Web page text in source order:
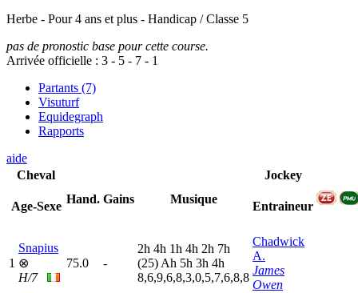
Herbe - Pour 4 ans et plus - Handicap / Classe 5
pas de pronostic base pour cette course.
Arrivée officielle : 3 - 5 - 7 - 1
Partants (7)
Visuturf
Equidegraph
Rapports
aide
Cheval
Age-Sexe
Hand. Gains Musique
Jockey
Entraineur
1
Snapius
⊗
H/7
75.0 -
2h 4h 1h 4h 2h 7h
(25) Ah 5h 3h 4h
8,6,9,6,8,3,0,5,7,6,8,8
Chadwick
A.
James
Owen